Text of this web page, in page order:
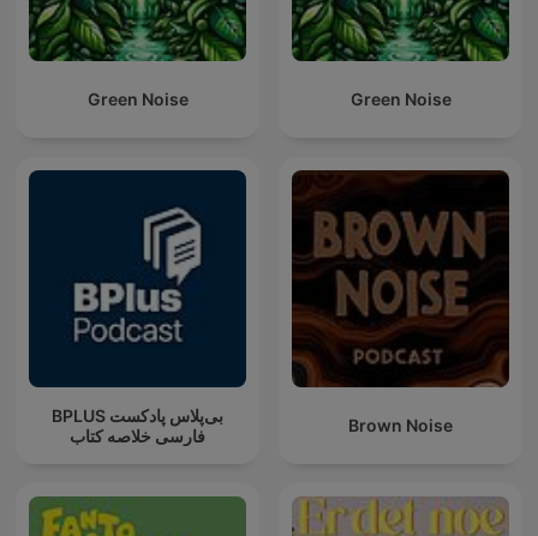
Green Noise Green Noise
‌BPLUS بی‌پلاس پادکست
فارسی خلاصه کتاب
Brown Noise